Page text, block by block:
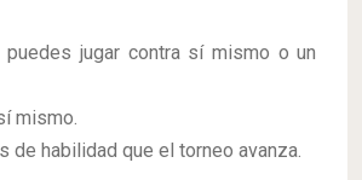
jugar contra sí mismo o un
mismo.
habilidad que el torneo avanza.